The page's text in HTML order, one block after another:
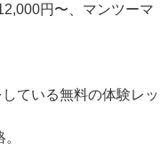
円〜、マンツーマ
ている無料の体験レッ